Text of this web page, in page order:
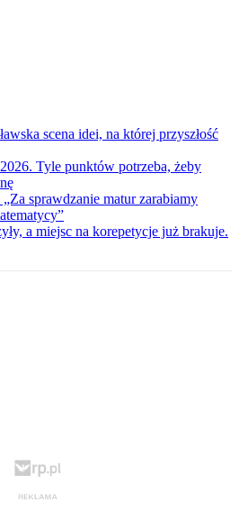
scena idei, na której przyszłość
Tyle punktów potrzeba, żeby
sprawdzanie matur zarabiamy
a miejsc na korepetycje już brakuje.